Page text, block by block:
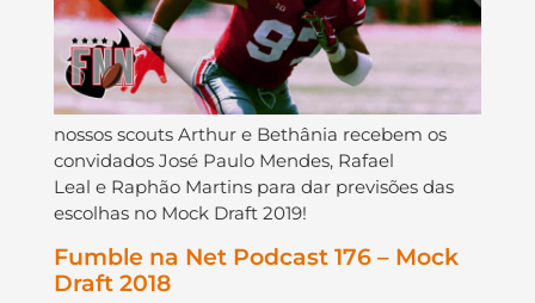
nossos scouts Arthur e Bethânia recebem os
convidados José Paulo Mendes, Rafael
Leal e Raphão Martins para dar previsões das
escolhas no Mock Draft 2019!
Fumble na Net Podcast 176 – Mock
Draft 2018